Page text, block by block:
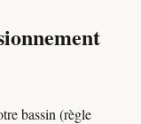
bassin (règle